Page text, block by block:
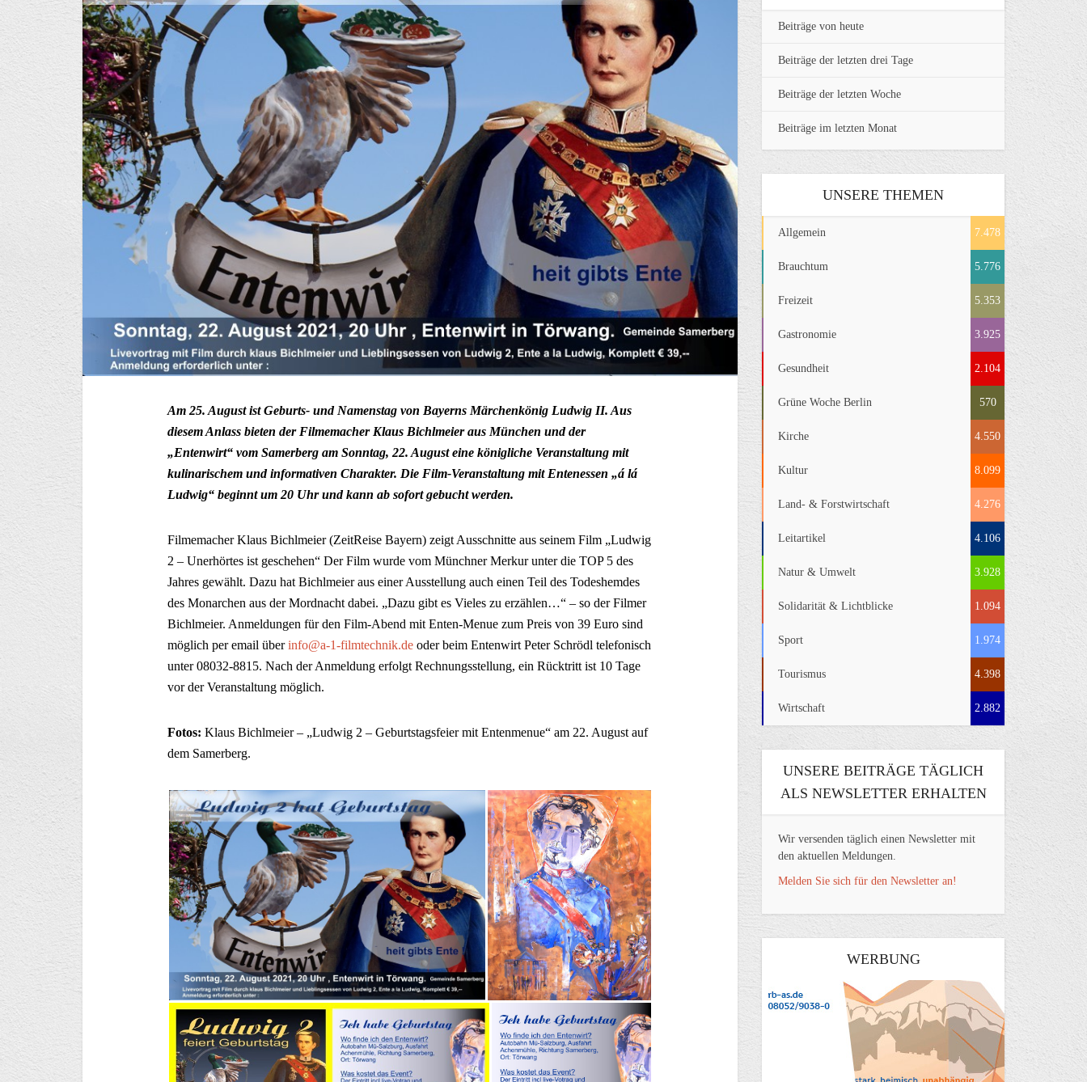
Am 25. August ist Geburts- und Namenstag von Bayerns Märchenkönig Ludwig II. Aus
diesem Anlass bieten der Filmemacher Klaus Bichlmeier aus München und der
„Entenwirt“ vom Samerberg am Sonntag, 22. August eine königliche Veranstaltung mit
kulinarischem und informativen Charakter. Die Film-Veranstaltung mit Entenessen „á lá
Ludwig“ beginnt um 20 Uhr und kann ab sofort gebucht werden.
Filmemacher Klaus Bichlmeier (ZeitReise Bayern) zeigt Ausschnitte aus seinem Film „Ludwig
2 – Unerhörtes ist geschehen“ Der Film wurde vom Münchner Merkur unter die TOP 5 des
Jahres gewählt. Dazu hat Bichlmeier aus einer Ausstellung auch einen Teil des Todeshemdes
des Monarchen aus der Mordnacht dabei. „Dazu gibt es Vieles zu erzählen…“ – so der Filmer
Bichlmeier. Anmeldungen für den Film-Abend mit Enten-Menue zum Preis von 39 Euro sind
möglich per email überinfo@a-1-filmtechnik.de oder beim Entenwirt Peter Schrödl telefonisch
unter 08032-8815. Nach der Anmeldung erfolgt Rechnungsstellung, ein Rücktritt ist 10 Tage
vor der Veranstaltung möglich.
Fotos: Klaus Bichlmeier – „Ludwig 2 – Geburtstagsfeier mit Entenmenue“ am 22. August auf
dem Samerberg.
Beiträge von heute
Beiträge der letzten drei Tage
Beiträge der letzten Woche
Beiträge im letzten Monat
UNSERE THEMEN
Allgemein 7.478
Brauchtum 5.776
Freizeit 5.353
Gastronomie 3.925
Gesundheit 2.104
Grüne Woche Berlin 570
Kirche 4.550
Kultur 8.099
Land- & Forstwirtschaft 4.276
Leitartikel 4.106
Natur & Umwelt 3.928
Solidarität & Lichtblicke 1.094
Sport 1.974
Tourismus 4.398
Wirtschaft 2.882
UNSERE BEITRÄGE TÄGLICH
ALS NEWSLETTER ERHALTEN
Wir versenden täglich einen Newsletter mit
den aktuellen Meldungen.
Melden Sie sich für den Newsletter an!
WERBUNG